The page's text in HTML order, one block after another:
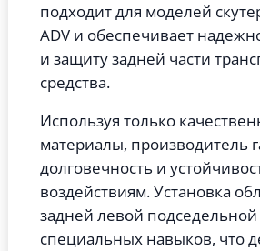
подходит для моделей
ADV и обеспечивает
и защиту задней части
средства.
Используя только
материалы, производитель
долговечность и
воздействиям. Установка
задней левой подседельной
специальных навыков, что